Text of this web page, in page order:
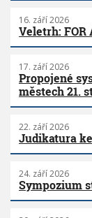
16. září 2026
Veletrh: FOR
17. září 2026
Propojené
městech 21.
22. září 2026
Judikatura
24. září 2026
Sympozium